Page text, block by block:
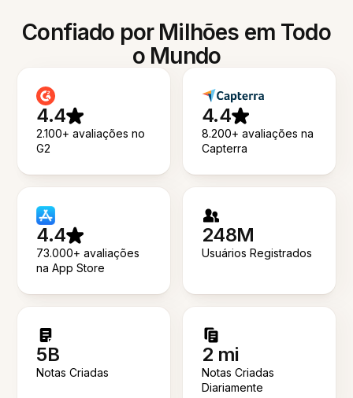
Confiado por Milhões em Todo
o Mundo
4.4
2.100+ avaliações no
G2
4.4
8.200+ avaliações na
Capterra
4.4
73.000+ avaliações
na App Store
248M
Usuários Registrados
5B
Notas Criadas
2 mi
Notas Criadas
Diariamente